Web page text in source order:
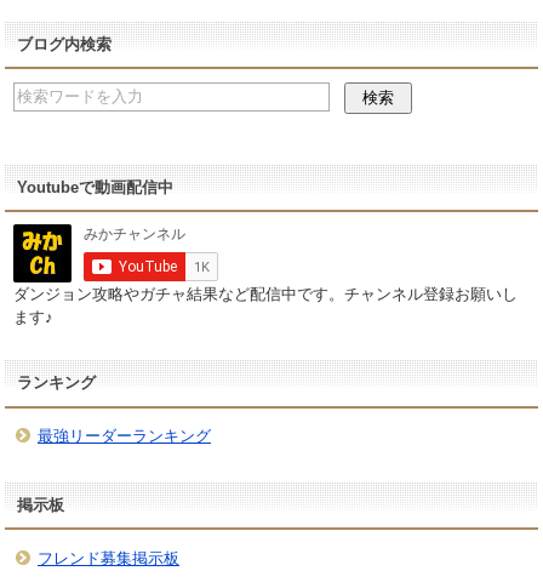
ブログ内検索
Youtubeで動画配信中
ダンジョン攻略やガチャ結果など配信中です。チャンネル登録お願いし
ます♪
ランキング
最強リーダーランキング
掲示板
フレンド募集掲示板